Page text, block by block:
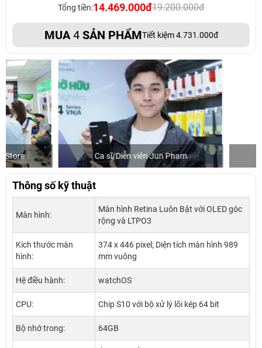
Tổng tiền:14.469.000đ19.200.000đ
MUA 4SẢN PHẨMTiết kiệm 4.731.000đ
Ca sĩ/Diễn viên Jun Phạm Khách mua
Thông số kỹ thuật
Màn hình:
Màn hình Retina Luôn Bật với OLED góc
rộng và LTPO3
Kích thước màn
hình:
374 x 446 pixel; Diện tích màn hình 989
mm vuông
Hệ điều hành: watchOS
CPU: Chip S10 với bộ xử lý lõi kép 64 bit
Bộ nhớ trong: 64GB